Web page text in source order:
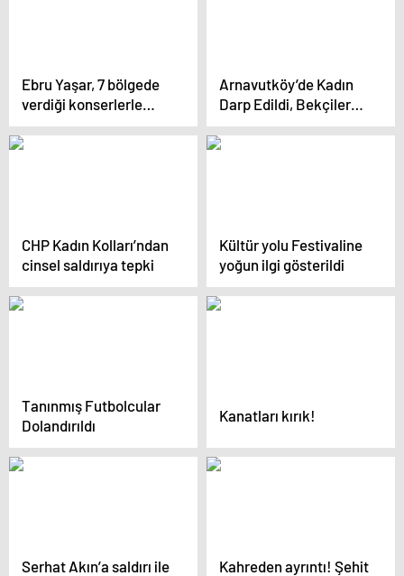
Ebru Yaşar, 7 bölgede
verdiği konserlerle
milyonlarla buluştu
Arnavutköy’de Kadın
Darp Edildi, Bekçiler
Kurtardı
CHP Kadın Kolları’ndan
cinsel saldırıya tepki
Kültür yolu Festivaline
yoğun ilgi gösterildi
Tanınmış Futbolcular
Dolandırıldı
Kanatları kırık!
Serhat Akın’a saldırı ile
Kahreden ayrıntı! Şehit